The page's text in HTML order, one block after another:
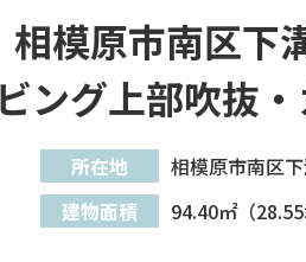
模原市南区
ング上部吹抜
所在地 相模原市南区
建物面積
94.40㎡（28.55